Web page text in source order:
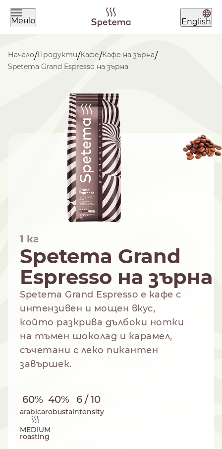
Меню English
Какво търсиш днес?
Намери твоето кафе по
начин на приготвяне
МЛЯНО
NESPRESSO
СТАНДАРТ
DOLCE GUSTO
СТАНДАРТ
Начало/Продукти/Кафе/Кафе на зърна/
Spetema Grand Espresso на зърна
1 кг
Spetema Grand
Espresso на зърна
Spetema Grand Espresso е кафе с
интензивен и мощен вкус,
който разкрива дълбоки нотки
на тъмен шоколад и карамел,
съчетани с леко пикантен
завършек.
60%
arabica
40%
robusta
6 / 10
intensity
MEDIUM
roasting